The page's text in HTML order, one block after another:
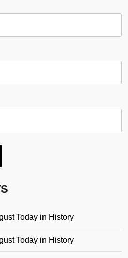
Today in History
Today in History